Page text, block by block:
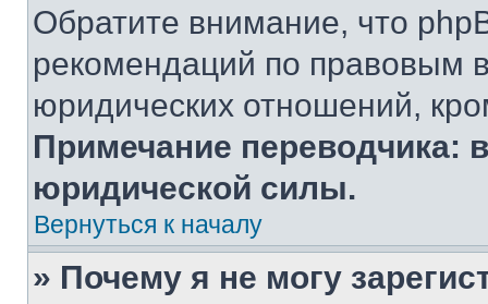
Обратите внимание, что
рекомендаций по правовым
юридических отношений,
Примечание переводчика:
юридической силы.
Вернуться к началу
» Почему я не могу